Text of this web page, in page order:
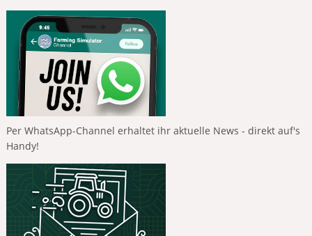
Per WhatsApp-Channel erhaltet ihr aktuelle News - direkt auf's
Handy!